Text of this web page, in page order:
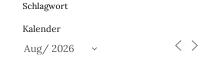
Schlagwort
Kalender